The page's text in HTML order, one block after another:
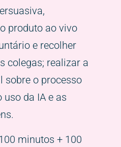
produto ao vivo
e recolher
colegas; realizar a
sobre o processo
uso da IA e as
minutos + 100